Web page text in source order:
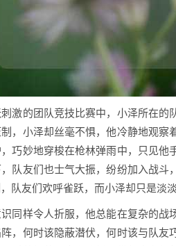
激的团队竞技比赛中，小泽所在
，小泽却丝毫不惧，他冷静地观
巧妙地穿梭在枪林弹雨中，只见
队友们也士气大振，纷纷加入战
队友们欢呼雀跃，而小泽却只是淡
同样令人折服，他总能在复杂的
，何时该隐蔽潜伏，何时该与队